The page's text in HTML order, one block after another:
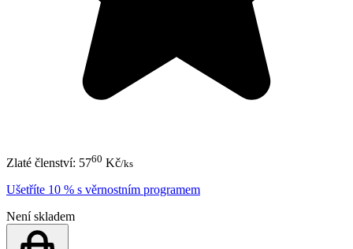
Zlaté členství: 5760 Kč/ks
Ušetříte 10 % s věrnostním programem
Není skladem